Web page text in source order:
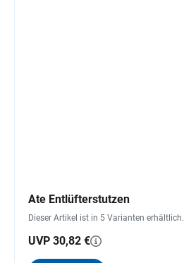
Ate Entlüfterstutzen
Dieser Artikel ist in 5 Varianten erhältlich.
UVP 30,82 €